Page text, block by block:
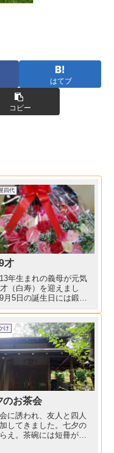
はてブ
コピー
四代
才
年生まれの義母が元気
（白寿）を迎えまし
月5日の誕生日には鍛冶
数日遅れの誕生日会と
した。一番上のひ孫が
ど22歳の誕生日だった
一緒に祝いました。家
は杖も使わず、入浴、...
け
のお茶会
に誘われ、友人と四人
してきました。七夕の
え。茶碗には短冊が。